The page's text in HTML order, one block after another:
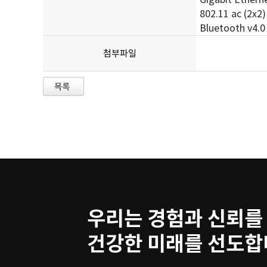
802.11 ac (2x2)
Bluetooth v4.0
첨부파일
우리는 경험과 신뢰
건강한 미래를 선도